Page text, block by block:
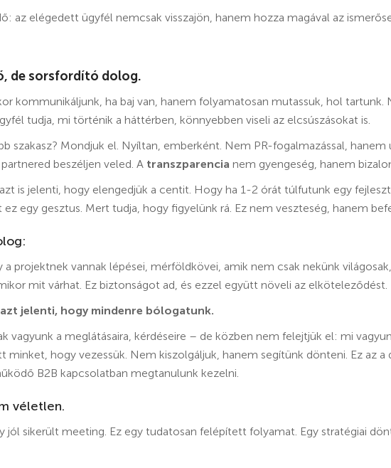
az elégedett ügyfél nemcsak visszajön, hanem hozza magával az
de sorsfordító dolog.
kommunikáljunk, ha baj van, hanem folyamatosan mutassuk, hol tartunk.
tudja, mi történik a háttérben, könnyebben viseli az elcsúszásokat is.
szakasz? Mondjuk el. Nyíltan, emberként. Nem PR-fogalmazással, hanem
beszéljen veled. A transzparencia nem gyengeség, hanem
is jelenti, hogy elengedjük a centit. Hogy ha 1-2 órát túlfutunk egy
egy gesztus. Mert tudja, hogy figyelünk rá. Ez nem veszteség, hanem
projektnek vannak lépései, mérföldkövei, amik nem csak nekünk
mit várhat. Ez biztonságot ad, és ezzel együtt növeli az elköteleződést.
jelenti, hogy mindenre bólogatunk.
vagyunk a meglátásaira, kérdéseire – de közben nem felejtjük el: mi
minket, hogy vezessük. Nem kiszolgáljuk, hanem segítünk dönteni. Ez az a
B2B kapcsolatban megtanulunk kezelni.
véletlen.
jól sikerült meeting. Ez egy tudatosan felépített folyamat. Egy stratégiai